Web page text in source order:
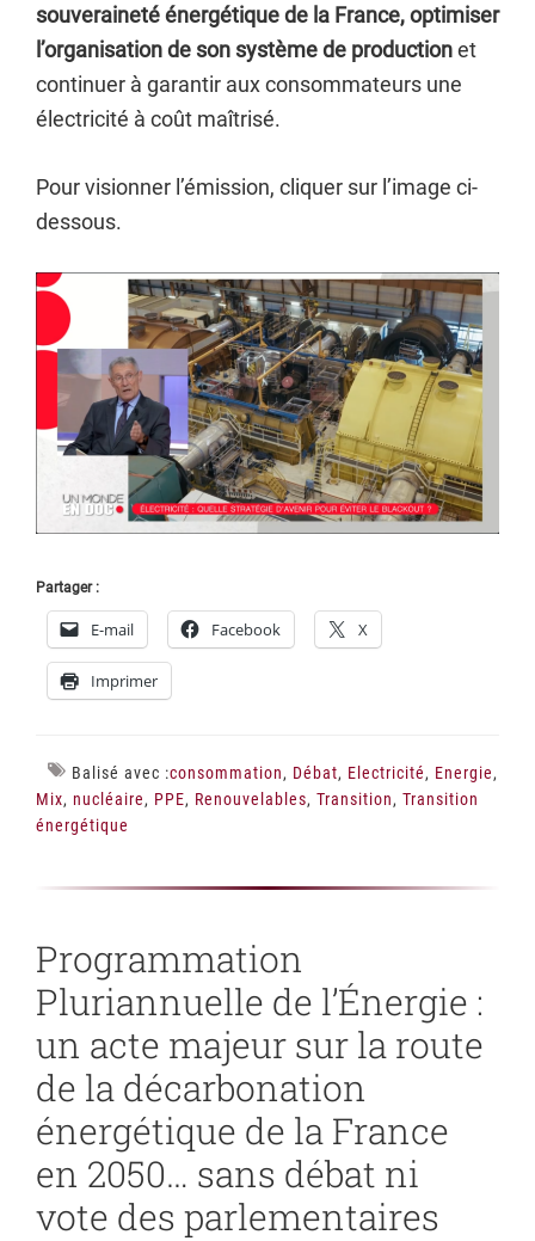
souveraineté énergétique de la France, optimiser
l’organisation de son système de productionet
continuer à garantir aux consommateurs une
électricité à coût maîtrisé.
Pour visionner l’émission, cliquer sur l’image ci-
dessous.
Partager :
E-mail Facebook X
Imprimer
Balisé avec :consommation, Débat, Electricité, Energie,
Mix, nucléaire, PPE, Renouvelables, Transition, Transition
énergétique
Programmation
Pluriannuelle de l’Énergie :
un acte majeur sur la route
de la décarbonation
énergétique de la France
en 2050… sans débat ni
vote des parlementaires